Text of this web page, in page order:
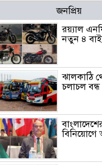
জনপ্রিয়
র‌য়্যাল
নতুন ৪
ঝালকাঠি
চলাচল বন্ধ
বিনিয়োগে